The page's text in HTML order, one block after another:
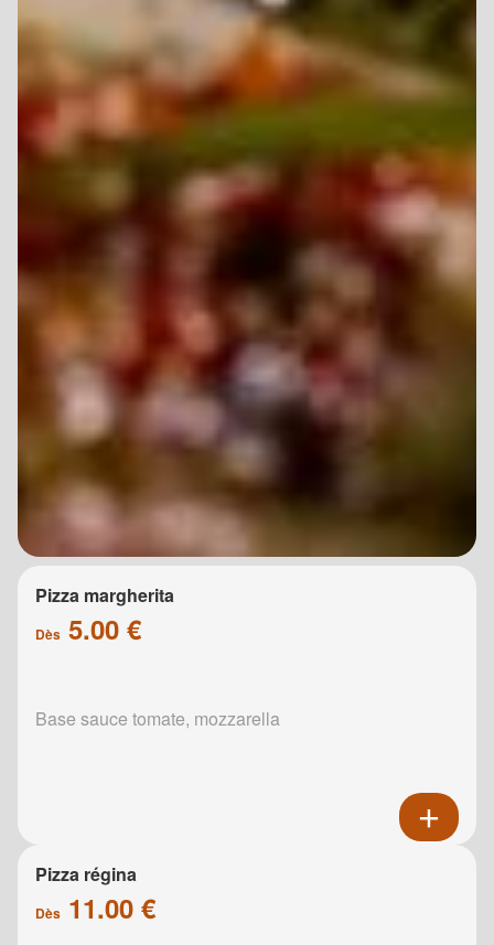
Pizza margherita
Dès 5.00 €
Base sauce tomate, mozzarella
Pizza régina
Dès 11.00 €